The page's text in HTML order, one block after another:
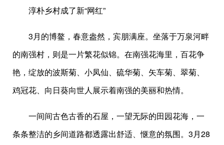
淳朴乡村成了新“网红”
3月的博鳌，春意盎然，宾朋满座。坐落于万泉河畔
的南强村，则是一片繁花似锦。在南强花海里，百花争
艳，绽放的波斯菊、小凤仙、硫华菊、矢车菊、翠菊、
鸡冠花、向日葵向世人展示着南强的美丽和热情。
一间间古色古香的石屋，一望无际的田园花海，一
条条整洁的乡间道路都透露出舒适、惬意的氛围。3月28